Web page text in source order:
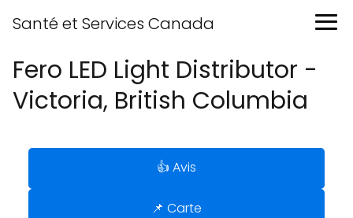
Santé et Services Canada
Fero LED Light Distributor -
Victoria, British Columbia
👍 Avis
📌 Carte